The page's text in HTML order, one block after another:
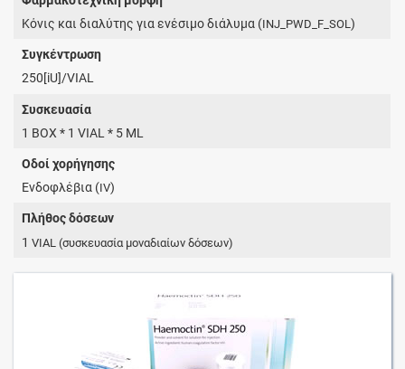
Κόνις και διαλύτης για ενέσιμο διάλυμα (INJ_PWD_F_SOL)
Συγκέντρωση
250[iU]/VIAL
Συσκευασία
1 BOX * 1 VIAL * 5 ML
Οδοί χορήγησης
Ενδοφλέβια (IV)
Πλήθος δόσεων
1VIAL (συσκευασία μοναδιαίων δόσεων)